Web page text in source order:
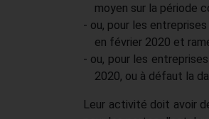
moyen sur la période
- ou, pour les
en février 2020 et
- ou, pour les
2020, ou à défaut la
Leur activité doit avoir